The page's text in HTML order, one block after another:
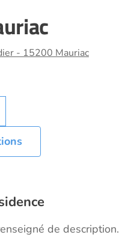
- 15200 Mauriac
de description.